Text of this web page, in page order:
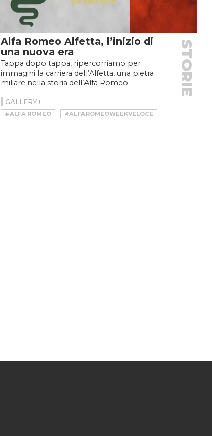
Alfa Romeo Alfetta, l’inizio di
una nuova era
Tappa dopo tappa, ripercorriamo per
immagini la carriera dell’Alfetta, una pietra
miliare nella storia dell’Alfa Romeo
STORIE
GALLERY+
#ALFA ROMEO
#ALFAROMEOWEEKVELOCE
#ALFAWEEKVELOCE
#ALFETTA